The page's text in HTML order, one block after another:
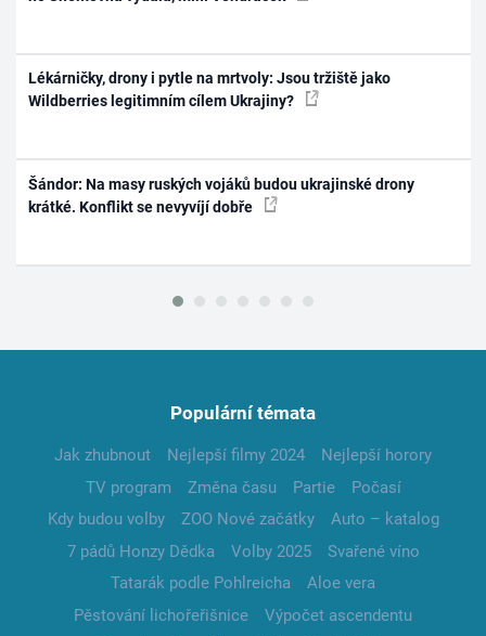
Lékárničky, drony i pytle na mrtvoly: Jsou tržiště jako
Wildberries legitimním cílem Ukrajiny?
Šándor: Na masy ruských vojáků budou ukrajinské drony
krátké. Konflikt se nevyvíjí dobře
Populární témata
Jak zhubnout Nejlepší filmy 2024
Nejlepší horory
TV program
Změna času Partie
Počasí
Kdy budou volby
ZOO Nové začátky
Auto – katalog
7 pádů Honzy Dědka
Volby 2025
Svařené víno
Tatarák podle Pohlreicha
Aloe vera
Pěstování lichořeřišnice
Výpočet ascendentu